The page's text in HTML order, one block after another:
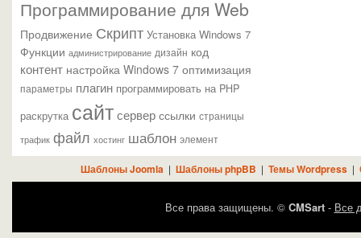
Программирование для Web
Продвижение Скрипт Установка Windows 7
Функции администрирование дизайн код
контент настройка Windows 7 оптимизация
параметры плагин программировать на PHP
раскрутка сайтсервер ссылки страницы
трафик файл хостинг шаблон элемент
Шаблоны Joomla | Шаблоны phpBB | Темы Wordpress|
Все права защищены. © CMSart- Все